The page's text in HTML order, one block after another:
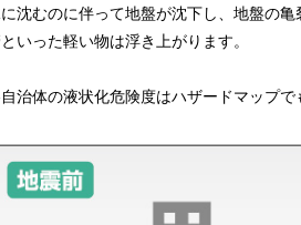
沈むのに伴って地盤が沈下し、地盤の
いった軽い物は浮き上がります。
治体の液状化危険度はハザードマップで